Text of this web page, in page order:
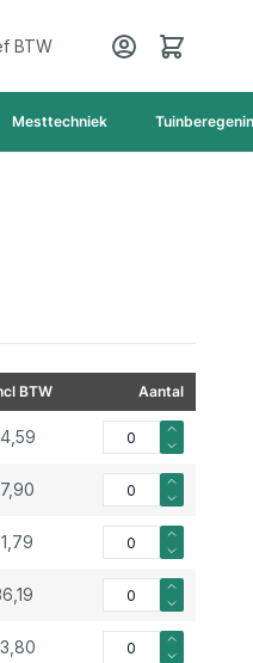
BTW Cart
Mesttechniek
BTW Aantal
Aantal voor
Aantal voor
Aantal voor
Aantal voor
Aantal voor